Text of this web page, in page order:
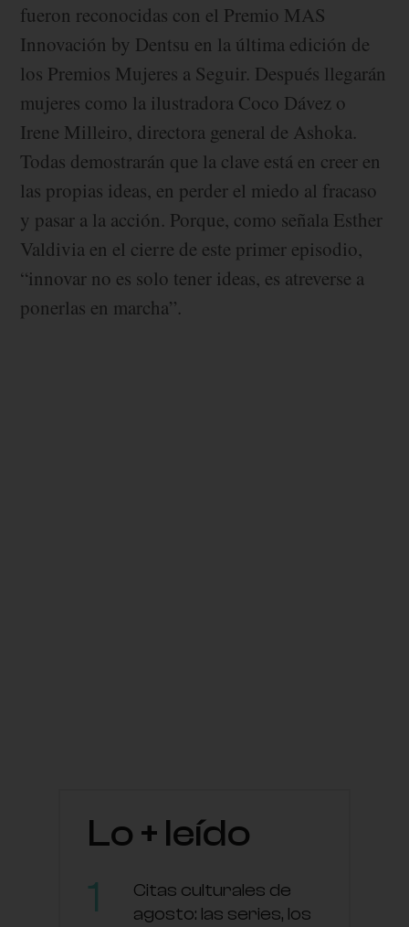
fueron reconocidas con el Premio MAS
Innovación by Dentsu en la última edición de
los Premios Mujeres a Seguir. Después llegarán
mujeres como la ilustradora Coco Dávez o
Irene Milleiro, directora general de Ashoka.
Todas demostrarán que la clave está en creer en
las propias ideas, en perder el miedo al fracaso
y pasar a la acción. Porque, como señala Esther
Valdivia en el cierre de este primer episodio,
“innovar no es solo tener ideas, es atreverse a
ponerlas en marcha”.
Lo + leído
Citas culturales de
agosto: las series, los